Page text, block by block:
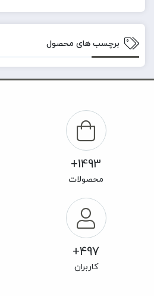
برچسب های محصول
1493+
محصولات
497+
کاربران